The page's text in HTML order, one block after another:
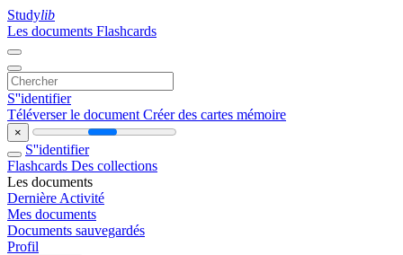
Studylib
Les documents Flashcards
S''identifier
Téléverser le document Créer des cartes mémoire
×
S''identifier
Flashcards Des collections
Les documents
Dernière Activité
Mes documents
Documents sauvegardés
Profil